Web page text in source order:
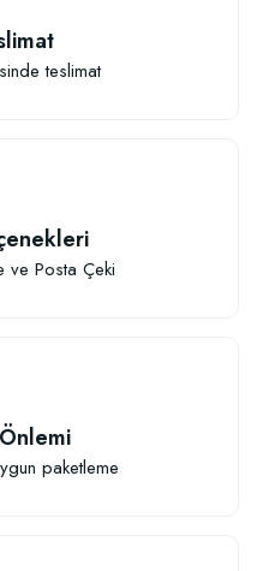
İçin )
teslimat
ve Posta Çeki
paketleme